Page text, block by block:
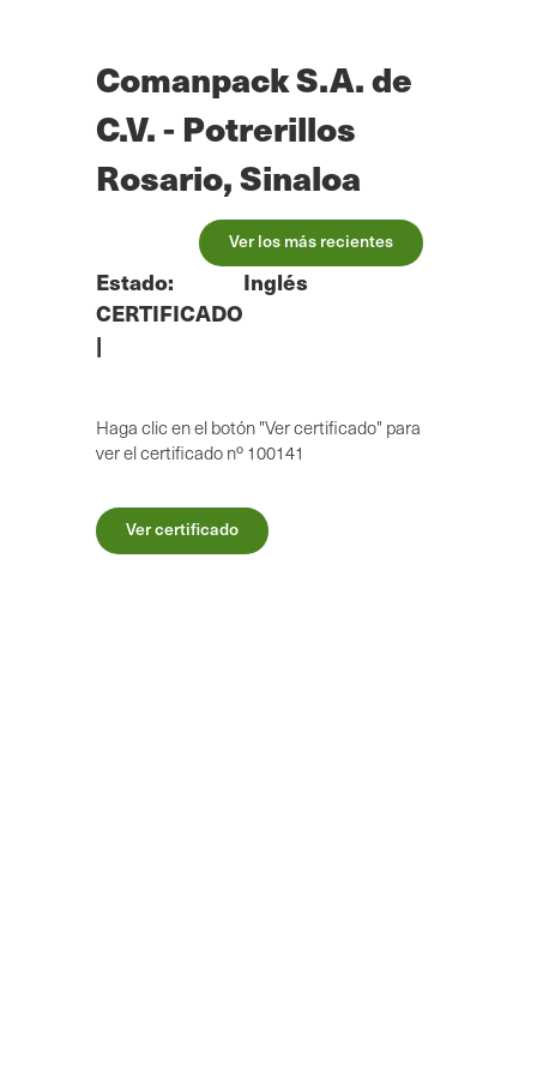
Comanpack S.A. de
C.V. - Potrerillos
Rosario, Sinaloa
Ver los más recientes
Estado:
CERTIFICADO
|
Inglés
Haga clic en el botón "Ver certificado" para
ver el certificado nº 100141
Ver certificado